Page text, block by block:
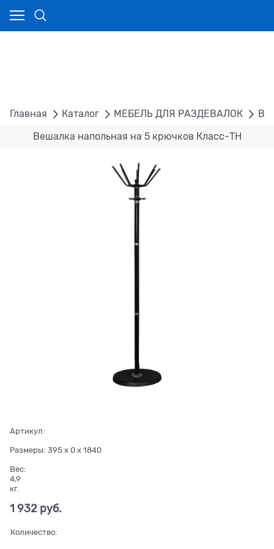
Главная Каталог МЕБЕЛЬ ДЛЯ РАЗДЕВАЛОК
Вешалка напольная на 5 крючков Класс-ТН
Артикул:
Размеры: 395 x 0 x 1840
Вес:
4,9
кг.
1 932 руб.
Количество: